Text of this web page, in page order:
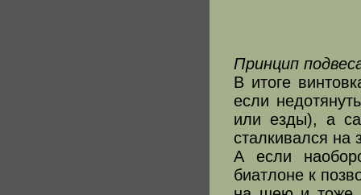
Принцип
В итоге
если
или езды), а
сталкивался на
А если
биатлоне к